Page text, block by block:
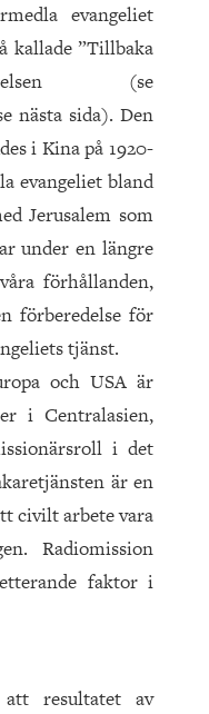
evangeliet
kallade ”Tillbaka
(se
nästa sida). Den
i Kina på 1920-
evangeliet bland
Jerusalem som
under en längre
förhållanden,
förberedelse för
tjänst.
och USA är
i Centralasien,
i det
är en
civilt arbete vara
Radiomission
faktor i
resultatet av